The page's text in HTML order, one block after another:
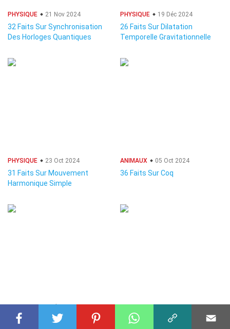
PHYSIQUE 21 Nov 2024
32 Faits Sur Synchronisation
Des Horloges Quantiques
PHYSIQUE 19 Déc 2024
26 Faits Sur Dilatation
Temporelle Gravitationnelle
PHYSIQUE 23 Oct 2024
31 Faits Sur Mouvement
Harmonique Simple
ANIMAUX 05 Oct 2024
36 Faits Sur Coq
29 Faits Sur Éruptions Quasi-
29 Faits Sur Déisme